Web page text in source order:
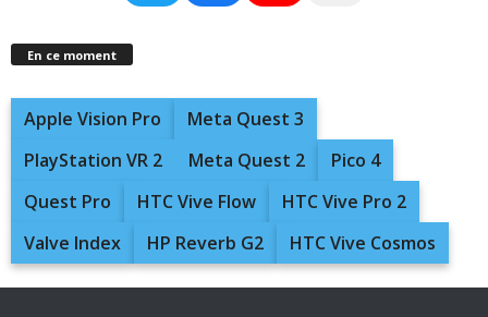
En ce moment
Apple Vision Pro
Meta Quest 3
PlayStation VR 2
Meta Quest 2
Pico 4
Quest Pro
HTC Vive Flow
HTC Vive Pro 2
Valve Index
HP Reverb G2 HTC Vive Cosmos